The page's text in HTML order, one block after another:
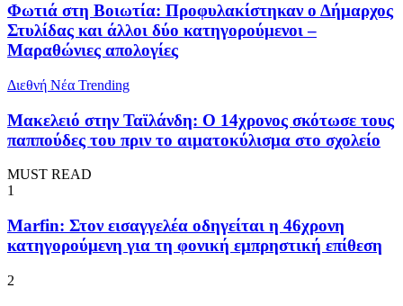
Φωτιά στη Βοιωτία: Προφυλακίστηκαν ο Δήμαρχος
Στυλίδας και άλλοι δύο κατηγορούμενοι –
Μαραθώνιες απολογίες
Διεθνή Νέα Trending
Μακελειό στην Ταϊλάνδη: Ο 14χρονος σκότωσε τους
παππούδες του πριν το αιματοκύλισμα στο σχολείο
MUST READ
1
Marfin: Στον εισαγγελέα οδηγείται η 46χρονη
κατηγορούμενη για τη φονική εμπρηστική επίθεση
2